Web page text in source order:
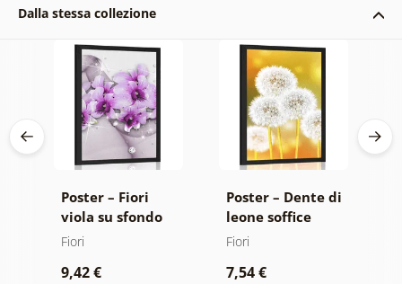
Dalla stessa collezione
Poster – Fiori
viola su sfondo
astratto
Fiori
9,42 €
Poster – Dente di
leone soffice
Fiori
7,54 €